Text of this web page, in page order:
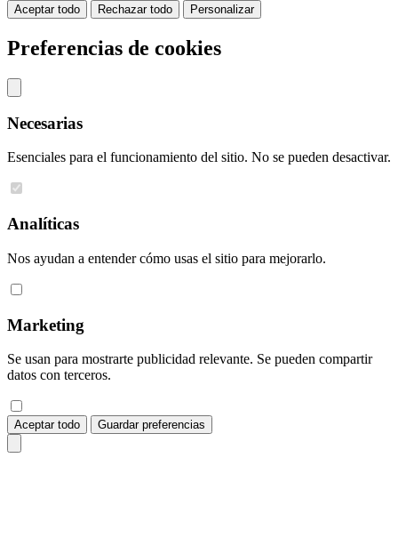
Aceptar todo Rechazar todo Personalizar
Preferencias de cookies
Necesarias
Esenciales para el funcionamiento del sitio. No se pueden desactivar.
Analíticas
Nos ayudan a entender cómo usas el sitio para mejorarlo.
Marketing
Se usan para mostrarte publicidad relevante. Se pueden compartir
datos con terceros.
Aceptar todo Guardar preferencias